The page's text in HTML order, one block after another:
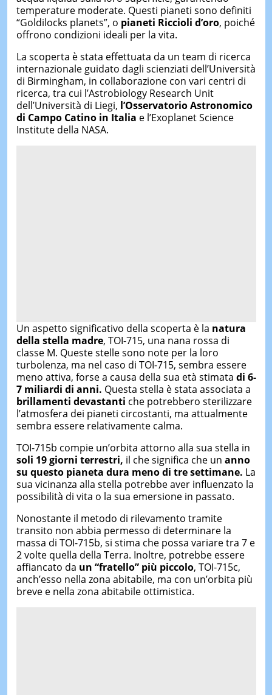
temperature moderate. Questi pianeti sono definiti
“Goldilocks planets”, o pianeti Riccioli d’oro, poiché
offrono condizioni ideali per la vita.
La scoperta è stata effettuata da un team di ricerca
internazionale guidato dagli scienziati dell’Università
di Birmingham, in collaborazione con vari centri di
ricerca, tra cui l’Astrobiology Research Unit
dell’Università di Liegi, l’Osservatorio Astronomico
di Campo Catino in Italia e l’Exoplanet Science
Institute della NASA.
Un aspetto significativo della scoperta è la natura
della stella madre, TOI-715, una nana rossa di
classe M. Queste stelle sono note per la loro
turbolenza, ma nel caso di TOI-715, sembra essere
meno attiva, forse a causa della sua età stimata di 6-
7 miliardi di anni. Questa stella è stata associata a
brillamenti devastanti che potrebbero sterilizzare
l’atmosfera dei pianeti circostanti, ma attualmente
sembra essere relativamente calma.
TOI-715b compie un’orbita attorno alla sua stella in
soli 19 giorni terrestri, il che significa che un anno
su questo pianeta dura meno di tre settimane. La
sua vicinanza alla stella potrebbe aver influenzato la
possibilità di vita o la sua emersione in passato.
Nonostante il metodo di rilevamento tramite
transito non abbia permesso di determinare la
massa di TOI-715b, si stima che possa variare tra 7 e
2 volte quella della Terra. Inoltre, potrebbe essere
affiancato da un “fratello” più piccolo, TOI-715c,
anch’esso nella zona abitabile, ma con un’orbita più
breve e nella zona abitabile ottimistica.